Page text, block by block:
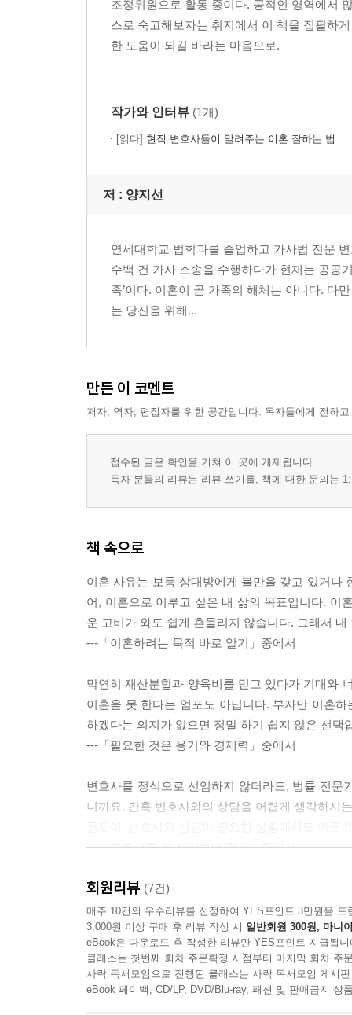
조정위원으로 활동 중이다. 공적인 영역에서
스로 숙고해보자는 취지에서 이 책을 집필하
한 도움이 되길 바라는 마음으로.
작가와 인터뷰 (1개)
[읽다] 현직 변호사들이 알려주는 이혼 잘하는 법
저 : 양지선
연세대학교 법학과를 졸업하고 가사법 전문
수백 건 가사 소송을 수행하다가 현재는 공공
족’이다. 이혼이 곧 가족의 해체는 아니다. 다
는 당신을 위해...
만든 이 코멘트
저자, 역자, 편집자를 위한 공간입니다. 독자들에게 전하
접수된 글은 확인을 거쳐 이 곳에 게재됩니다.
독자 분들의 리뷰는 리뷰 쓰기를, 책에 대한 문의는
책 속으로
이혼 사유는 보통 상대방에게 불만을 갖고 있거나
어, 이혼으로 이루고 싶은 내 삶의 목표입니다. 이
운 고비가 와도 쉽게 흔들리지 않습니다. 그래서
---「이혼하려는 목적 바로 알기」중에서
막연히 재산분할과 양육비를 믿고 있다가 기대와
이혼을 못 한다는 엄포도 아닙니다. 부자만 이혼
하겠다는 의지가 없으면 정말 하기 쉽지 않은 선택
---「필요한 것은 용기와 경제력」중에서
변호사를 정식으로 선임하지 않더라도, 법률 전
니까요. 간혹 변호사와의 상담을 어렵게 생각하시
---「변호사를 꼭 선임해야 할까」중에서
지나간 아픈 일에만 매몰되어 있을 수는 없습니다
우자의 부정행위를 용서하고자 할 때, 꼭 기억해야
---「배우자의 외도를 용서하고 싶을 때」중에서
이혼 소송을 하거나 형사 고소까지는 하지 않겠
는데 이때도 폭행의 증거는 큰 도움이 됩니다. 가
회원리뷰 (7건)
매주 10건의 우수리뷰를 선정하여 YES포인트 3만원을 드
3,000원 이상 구매 후 리뷰 작성 시 일반회원 300원, 마니
eBook은 다운로드 후 작성한 리뷰만 YES포인트 지급됩니
클래스는 첫번째 회차 주문확정 시점부터 마지막 회차 주
사락 독서모임으로 진행된 클래스는 사락 독서모임 게시
eBook 페이백, CD/LP, DVD/Blu-ray, 패션 및 판매금지 상